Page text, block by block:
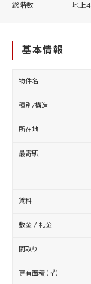
総階数
地上
基本情報
物件名
種別/構造
所在地
最寄駅
賃料
敷金 / 礼金
間取り
専有面積（㎡）